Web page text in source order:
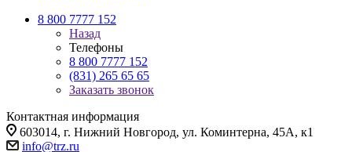
8 800 7777 152
Назад
Телефоны
8 800 7777 152
(831) 265 65 65
Заказать звонок
Контактная информация
603014, г. Нижний Новгород, ул. Коминтерна, 45А, к1
info@trz.ru